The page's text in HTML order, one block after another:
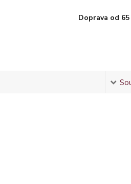
Doprava od 65